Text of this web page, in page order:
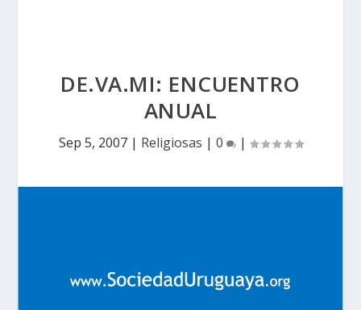
DE.VA.MI: ENCUENTRO
ANUAL
Sep 5, 2007| Religiosas | 0 |